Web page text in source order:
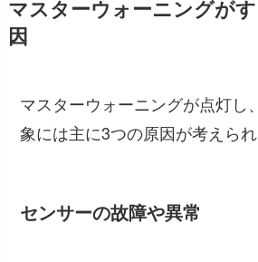
マスターウォーニングが
因
マスターウォーニングが点灯し
象には主に3つの原因が考えられ
センサーの故障や異常